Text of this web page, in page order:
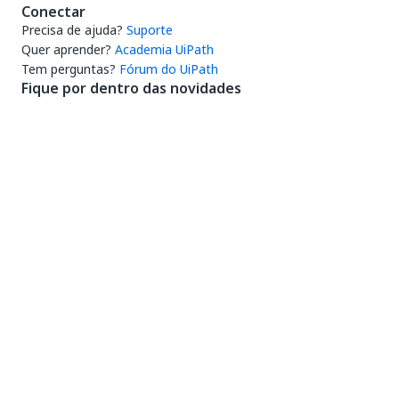
Conectar
Precisa de ajuda? Suporte
Quer aprender? Academia UiPath
Tem perguntas? Fórum do UiPath
Fique por dentro das novidades